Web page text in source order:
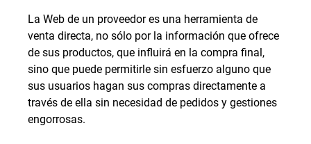
La Web de un proveedor es una herramienta de
venta directa, no sólo por la información que ofrece
de sus productos, que influirá en la compra final,
sino que puede permitirle sin esfuerzo alguno que
sus usuarios hagan sus compras directamente a
través de ella sin necesidad de pedidos y gestiones
engorrosas.